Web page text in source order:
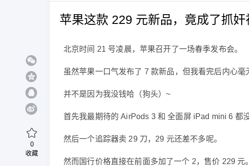
苹果这款 229 元新品，竟成了抓奸
北京时间 21 号凌晨，苹果召开了一场春季发布会。
虽然苹果一口气发布了 7 款新品，但我看完后内心毫
并不是因为我没钱哈（狗头）~
首先我最期待的 AirPods 3 和 全面屏 iPad mini 6
然后一个追踪器卖 29 刀，29 元还差不多呢。
然而国行价格直接在前面多加了一个 2，售价 229 元。
0
收藏